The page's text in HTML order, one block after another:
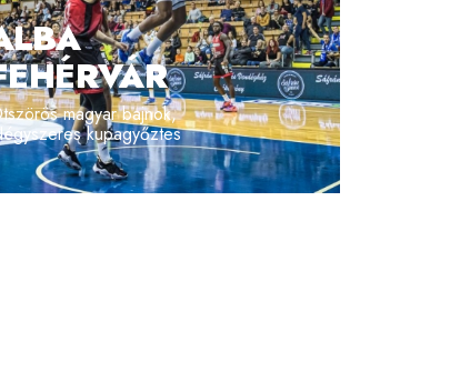
magyar bajnok,
kupagyőztes